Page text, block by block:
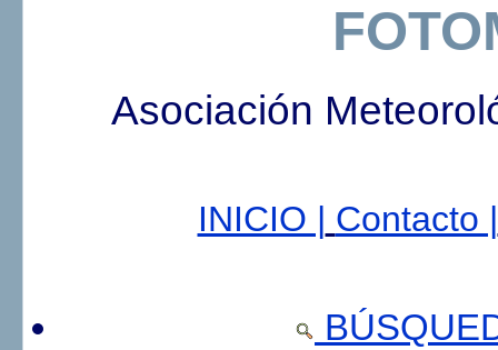
Asociación
INICIO | Contacto |